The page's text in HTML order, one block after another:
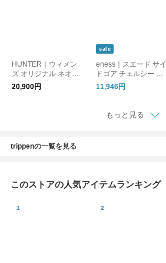
HUNTER｜ウィメン
ズ オリジナル ネオプ
レン チェルシーブー
ツ wfs2403nre
20,900円
sale
eness｜スエード サイ
ドゴア チェルシー ブ
ーツ st-7967-kr
11,946円
もっと見る
trippenの一覧を見る
このストアの人気アイテムランキング